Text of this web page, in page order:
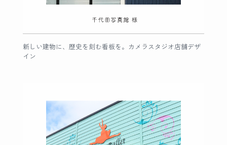
新しい建物に、歴史を刻む看板を。カメラスタジオ店舗デザ
イン